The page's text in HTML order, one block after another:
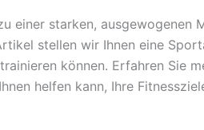
einer starken, ausgewogenen
stellen wir Ihnen eine
können. Erfahren Sie
helfen kann, Ihre